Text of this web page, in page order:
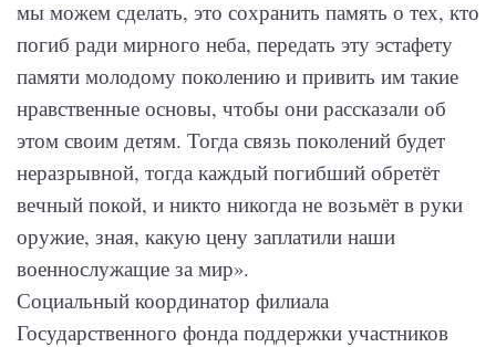
мы можем сделать, это сохранить память о тех, кто
погиб ради мирного неба, передать эту эстафету
памяти молодому поколению и привить им такие
нравственные основы, чтобы они рассказали об
этом своим детям. Тогда связь поколений будет
неразрывной, тогда каждый погибший обретёт
вечный покой, и никто никогда не возьмёт в руки
оружие, зная, какую цену заплатили наши
военнослужащие за мир».
Социальный координатор филиала
Государственного фонда поддержки участников